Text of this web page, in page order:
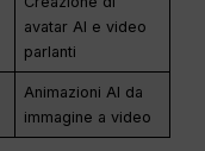
avatar AI e video
parlanti
Animazioni AI da
immagine a video